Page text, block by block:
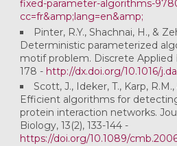
fixed-parameter-algorithms-
cc=fr&amp;lang=en&amp;
Pinter, R.Y., Shachnai, H., &
Deterministic parameterized
motif problem. Discrete Applied
178 - http://dx.doi.org/10.1016/
Scott, J., Ideker, T., Karp,
Efficient algorithms for
protein interaction networks.
Biology, 13(2), 133-144 -
https://doi.org/10.1089/